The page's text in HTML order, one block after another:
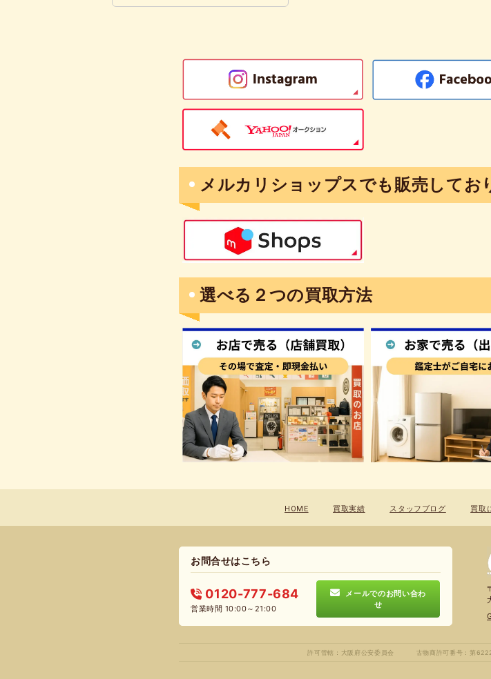
メルカリショップスでも販売してお
選べる２つの買取方法
HOME 買取実績 スタッフブログ 買取
お問合せはこちら
0120-777-684
営業時間 10:00～21:00
メールでのお問い合わ
せ
許可管轄：大阪府公安委員会 古物商許可番号：第